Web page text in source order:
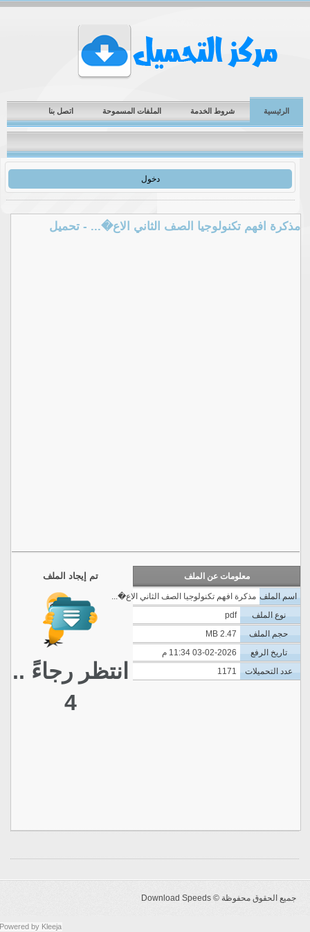
الرئيسية شروط الخدمة الملفات المسموحة اتصل بنا
دخول
مذكرة افهم تكنولوجيا الصف الثاني الاع�... - تحميل
معلومات عن الملف
اسم الملف
مذكرة افهم تكنولوجيا الصف الثاني الاع�...
نوع الملف
pdf
حجم الملف
2.47 MB
تاريخ الرفع
03-02-2026 11:34 م
عدد التحميلات
1171
تم إيجاد الملف
انتظر رجاءً ..
4
جميع الحقوق محفوظة ©Download Speeds
Powered byKleeja